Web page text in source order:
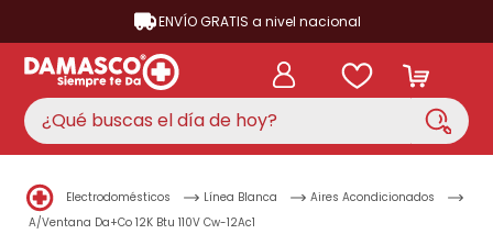
ENVÍO GRATIS a nivel nacional
¿Qué buscas el día de hoy?
Electrodomésticos Línea Blanca
Aires Acondicionados
A/Ventana Da+Co 12K Btu 110V Cw-12Ac1
TÉRMINOS MÁS BUSCADOS
1. aire acondicionado